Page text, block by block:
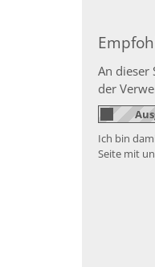
An dieser
der
Ich bin
Seite mit